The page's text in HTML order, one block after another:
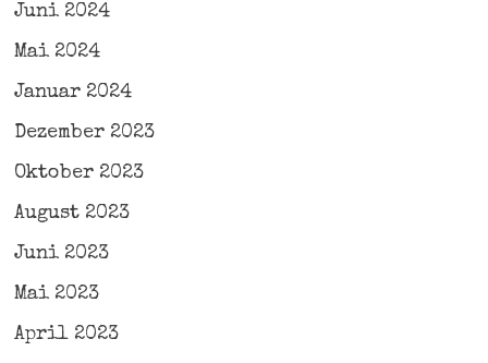
Juni 2024
Mai 2024
Januar 2024
Dezember 2023
Oktober 2023
August 2023
Juni 2023
Mai 2023
April 2023